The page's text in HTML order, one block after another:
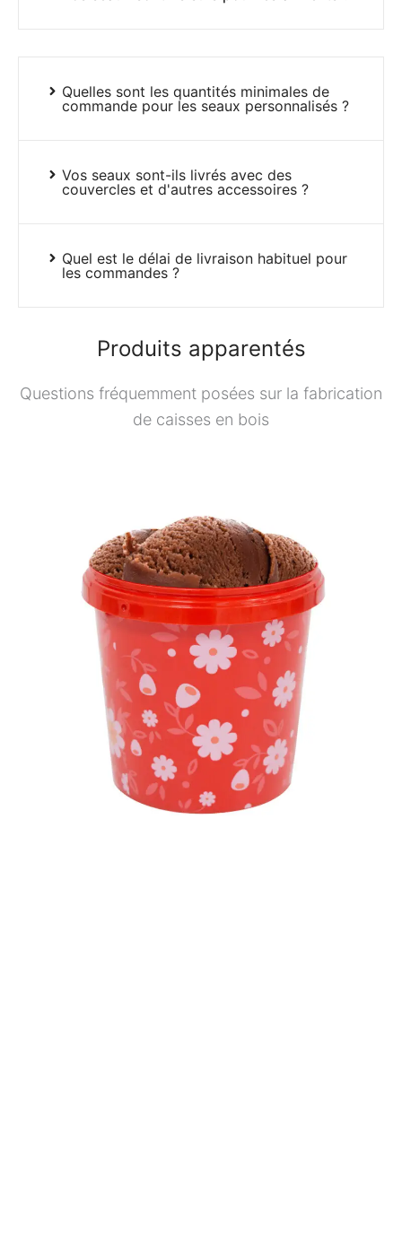
Quelles sont les quantités minimales de
commande pour les seaux personnalisés ?
Vos seaux sont-ils livrés avec des
couvercles et d'autres accessoires ?
Quel est le délai de livraison habituel pour
les commandes ?
Produits apparentés
Questions fréquemment posées sur la fabrication
de caisses en bois